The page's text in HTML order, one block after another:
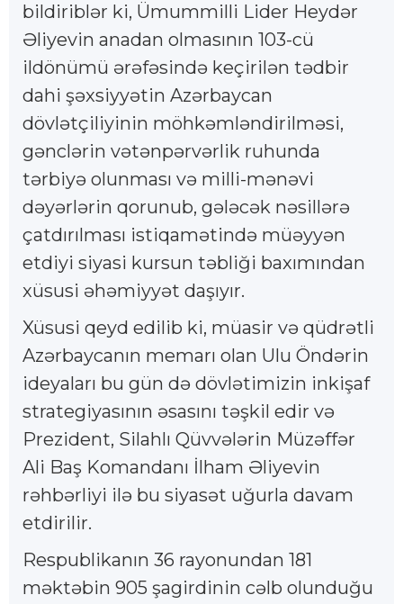
bildiriblər ki, Ümummilli Lider Heydər
Əliyevin anadan olmasının 103-cü
ildönümü ərəfəsində keçirilən tədbir
dahi şəxsiyyətin Azərbaycan
dövlətçiliyinin möhkəmləndirilməsi,
gənclərin vətənpərvərlik ruhunda
tərbiyə olunması və milli-mənəvi
dəyərlərin qorunub, gələcək nəsillərə
çatdırılması istiqamətində müəyyən
etdiyi siyasi kursun təbliği baxımından
xüsusi əhəmiyyət daşıyır.
Xüsusi qeyd edilib ki, müasir və qüdrətli
Azərbaycanın memarı olan Ulu Öndərin
ideyaları bu gün də dövlətimizin inkişaf
strategiyasının əsasını təşkil edir və
Prezident, Silahlı Qüvvələrin Müzəffər
Ali Baş Komandanı İlham Əliyevin
rəhbərliyi ilə bu siyasət uğurla davam
etdirilir.
Respublikanın 36 rayonundan 181
məktəbin 905 şagirdinin cəlb olunduğu